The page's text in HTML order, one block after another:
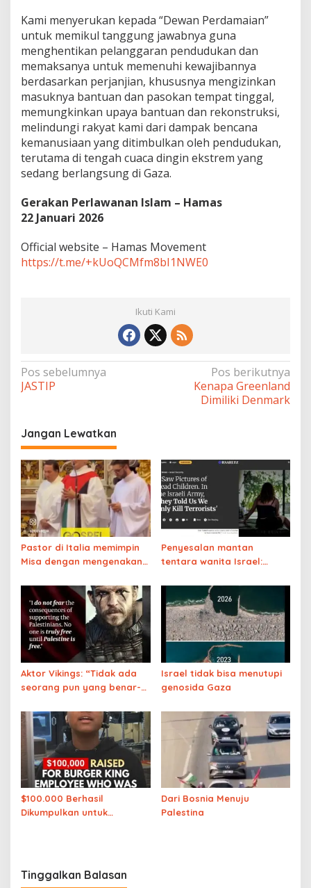
Kami menyerukan kepada “Dewan Perdamaian”
untuk memikul tanggung jawabnya guna
menghentikan pelanggaran pendudukan dan
memaksanya untuk memenuhi kewajibannya
berdasarkan perjanjian, khususnya mengizinkan
masuknya bantuan dan pasokan tempat tinggal,
memungkinkan upaya bantuan dan rekonstruksi,
melindungi rakyat kami dari dampak bencana
kemanusiaan yang ditimbulkan oleh pendudukan,
terutama di tengah cuaca dingin ekstrem yang
sedang berlangsung di Gaza.
Gerakan Perlawanan Islam – Hamas
22 Januari 2026
Official website – Hamas Movement
https://t.me/+kUoQCMfm8bI1NWE0
Ikuti Kami
Navigasi
pos
Pos sebelumnya
JASTIP
Pos berikutnya
Kenapa Greenland
Dimiliki Denmark
Jangan Lewatkan
Pastor di Italia memimpin
Misa dengan mengenakan
Palestina
Penyesalan mantan
tentara wanita Israel:
anak-anak Gaza yang
tewas. Di militer, kami diberi
tahu bahwa kami hanya
membunuh teroris,
ternyata bohong’
Aktor Vikings: “Tidak ada
seorang pun yang benar-
Palestina merdeka”
Israel tidak bisa menutupi
genosida Gaza
$100.000 Berhasil
Dikumpulkan untuk
Palestine”
Dari Bosnia Menuju
Palestina
Tinggalkan Balasan